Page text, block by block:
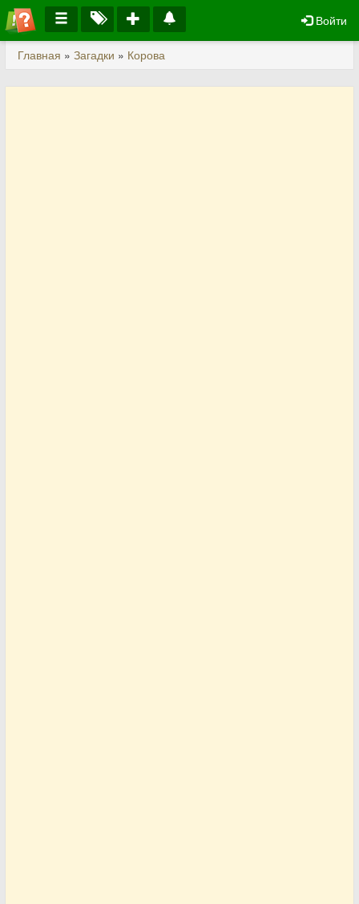
Войти
Главная » Загадки » Корова